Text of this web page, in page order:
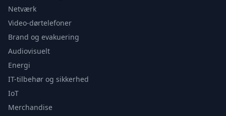
Netværk
Video-dørtelefoner
Brand og evakuering
Audiovisuelt
Energi
IT-tilbehør og sikkerhed
IoT
Merchandise